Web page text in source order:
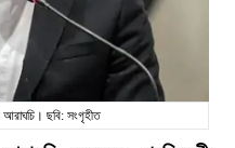
আরাঘচি। ছবি: সংগৃহীত